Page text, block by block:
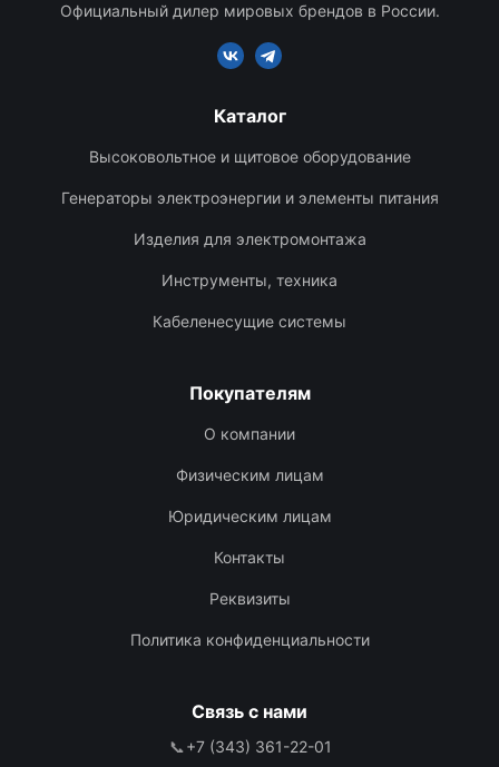
Официальный дилер мировых брендов в России.
Каталог
Высоковольтное и щитовое оборудование
Генераторы электроэнергии и элементы питания
Изделия для электромонтажа
Инструменты, техника
Кабеленесущие системы
Покупателям
О компании
Физическим лицам
Юридическим лицам
Контакты
Реквизиты
Политика конфиденциальности
Связь с нами
📞+7 (343) 361-22-01